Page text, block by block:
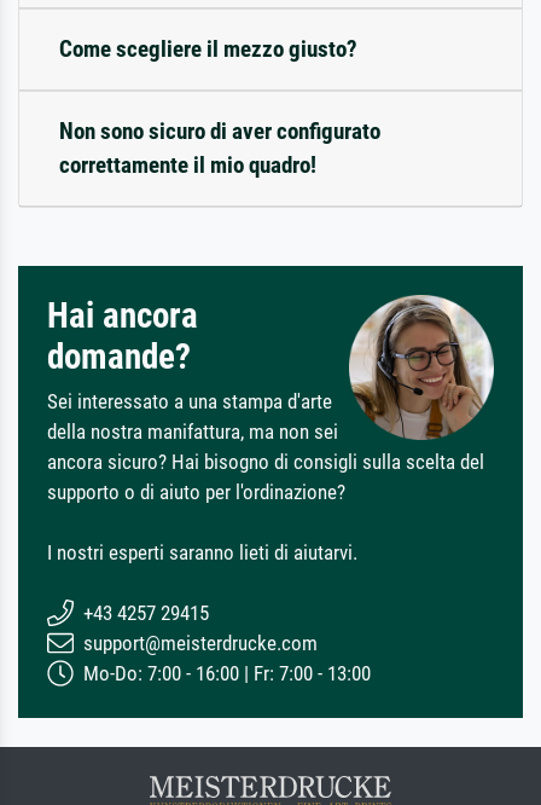
Come scegliere il mezzo giusto?
Non sono sicuro di aver configurato
correttamente il mio quadro!
Hai ancora
domande?
Sei interessato a una stampa d'arte
della nostra manifattura, ma non sei
ancora sicuro? Hai bisogno di consigli sulla scelta del
supporto o di aiuto per l'ordinazione?
I nostri esperti saranno lieti di aiutarvi.
+43 4257 29415
support@meisterdrucke.com
Mo-Do: 7:00 - 16:00 | Fr: 7:00 - 13:00